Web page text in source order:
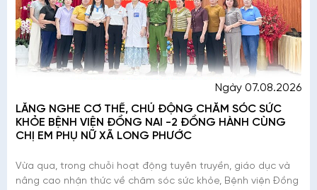
Ngày 07.08.2026
LẮNG NGHE CƠ THỂ, CHỦ ĐỘNG CHĂM SÓC SỨC
KHỎE BỆNH VIỆN ĐỒNG NAI -2 ĐỒNG HÀNH CÙNG
CHỊ EM PHỤ NỮ XÃ LONG PHƯỚC
Vừa qua, trong chuỗi hoạt động tuyên truyền, giáo dục và
nâng cao nhận thức về chăm sóc sức khỏe, Bệnh viện Đồng